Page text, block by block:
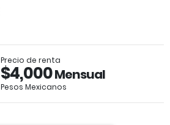
Precio de renta
$4,000Mensual
Pesos Mexicanos